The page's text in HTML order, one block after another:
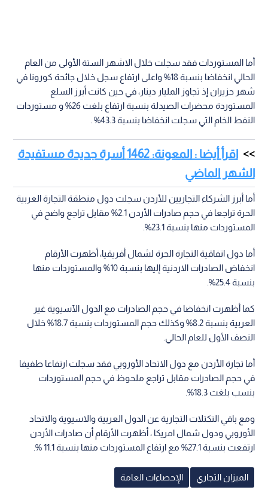
أما المستوردات فقد سجلت خلال الاشهر الستة الأولى من العام
الحالي انخفاضا بنسبة 18% واعلى ارتفاع سجل خلال جائحة كورونا في
شهر حزيران إذ تجاوز المليار دينار، في حين كانت أبرز السلع
المستوردة محضرات الصيدلة بنسبة ارتفاع بلغت 26% و مستوردات
النفط الخام التي سجلت انخفاضا بنسبة 43.3% .
اقرأ أيضا : المعونة: 1462 أسرة جديدة مستفيدة
الشهر الماضي
أما أبرز الشركاء التجاريين للأردن سجلت دول منطقة التجارة العربية
الحرة تراجعا في حجم صادرات الأردن 2.1% مقابل تراجع واضح في
المستوردات منها بنسبة 23.1%.
أما دول اتفاقية التجارة الحرة لشمال أفريقيا، أظهرت الأرقام
انخفاض الصادرات الاردنية إليها بنسبة 10% والمستوردات منها
بنسبة 25.4%.
كما أظهرت انخفاضا في حجم الصادرات مع الدول الآسيوية غير
العربية بنسبة 8.2% وكذلك حجم المستوردات بنسبة 18.7% خلال
النصف الأول للعام الحالي.
أما تجارة الأردن مع دول الاتحاد الأوروبي فقد سجلت ارتفاعا طفيفا
في حجم الصادرات مقابل تراجع ملحوظ في حجم المستوردات
بنسب بلغت 18.3%.
ومع باقي التكتلات التجارية عن الدول العربية والاسيوية والاتحاد
الأوروبي ودول شمال امريكا ، أظهرت الأرقام أن صادرات الأردن
ارتفعت بنسبة 27.1% مع ارتفاع المستوردات منها بنسبة 11.1 %.
الميزان التجاري الإحصاءات العامة